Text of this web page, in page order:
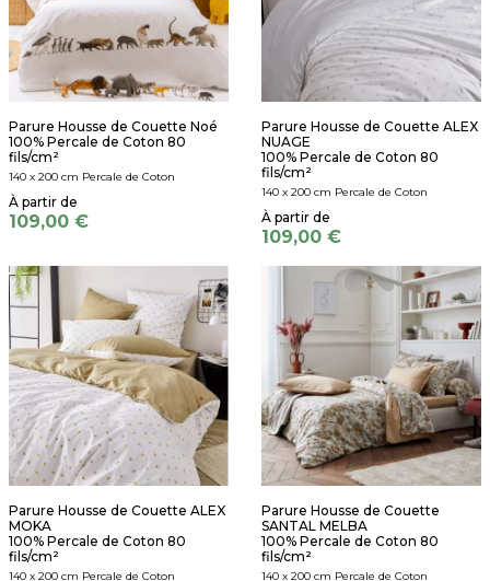
Parure Housse de Couette Noé
100% Percale de Coton 80
fils/cm²
140 x 200 cm Percale de Coton
109,00 €
Parure Housse de Couette ALEX
NUAGE
100% Percale de Coton 80
fils/cm²
140 x 200 cm Percale de Coton
109,00 €
Parure Housse de Couette ALEX
MOKA
100% Percale de Coton 80
fils/cm²
140 x 200 cm Percale de Coton
Parure Housse de Couette
SANTAL MELBA
100% Percale de Coton 80
fils/cm²
140 x 200 cm Percale de Coton